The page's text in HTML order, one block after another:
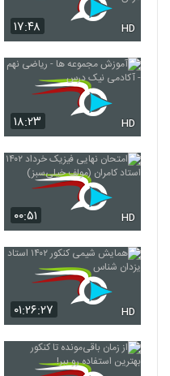
۱۷:۴۸ HD
۱۸:۲۳ HD
۰۰:۵۱ HD
۰۱:۲۶:۲۷ HD